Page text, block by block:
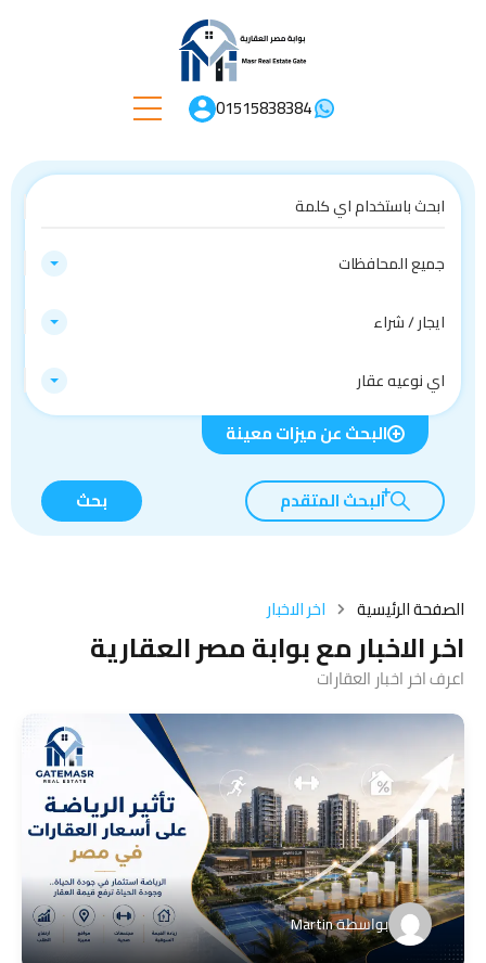
01515838384
جميع المحافظات
ايجار / شراء
اي نوعيه عقار
البحث عن ميزات معينة
البحث المتقدم بحث
الصفحة الرئيسية اخر الاخبار
اخر الاخبار مع بوابة مصر العقارية
اعرف اخر اخبار العقارات
بواسطةMartin